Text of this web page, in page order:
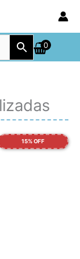
0
15% OFF